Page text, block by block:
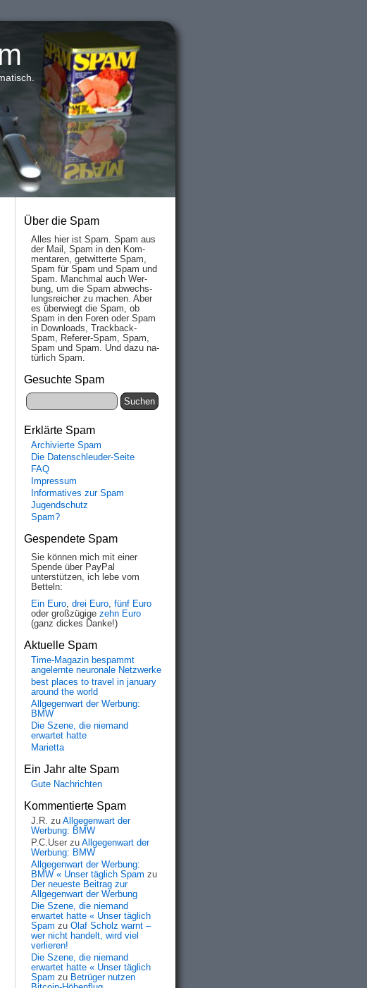
Über die Spam
Alles hier ist Spam. Spam aus
der Mail, Spam in den Kom­
men­taren, ge­twit­ter­te Spam,
Spam für Spam und Spam und
Spam. Manch­mal auch Wer­
bung, um die Spam ab­wechs­
lungs­reich­er zu mach­en. Aber
es über­wiegt die Spam, ob
Spam in den Fo­ren oder Spam
in Down­loads, Track­back-
Spam, Re­fe­rer-Spam, Spam,
Spam und Spam. Und da­zu na­
tür­lich Spam.
Gesuchte Spam
Erklärte Spam
Archivierte Spam
Die Datenschleuder-Seite
FAQ
Impressum
Informatives zur Spam
Jugendschutz
Spam?
Gespendete Spam
Sie können mich mit einer
Spende über PayPal
unterstützen, ich lebe vom
Betteln:
Ein Euro, drei Euro, fünf Euro
oder großzügige zehn Euro
(ganz dickes Danke!)
Aktuelle Spam
Time-Magazin bespammt
angelernte neuronale Netzwerke
best places to travel in january
around the world
Allgegenwart der Werbung:
BMW
Die Szene, die niemand
erwartet hatte
Marietta
Ein Jahr alte Spam
Gute Nachrichten
Kommentierte Spam
J.R. zu Allgegenwart der
Werbung: BMW
P.C.User zu Allgegenwart der
Werbung: BMW
Allgegenwart der Werbung:
BMW « Unser täglich Spam zu
Der neueste Beitrag zur
Allgegenwart der Werbung
Die Szene, die niemand
erwartet hatte « Unser täglich
Spam zu Olaf Scholz warnt –
wer nicht handelt, wird viel
verlieren!
Die Szene, die niemand
erwartet hatte « Unser täglich
Spam zu Betrüger nutzen